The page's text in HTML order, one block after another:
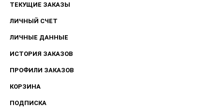
ТЕКУЩИЕ ЗАКАЗЫ
ЛИЧНЫЙ СЧЕТ
ЛИЧНЫЕ ДАННЫЕ
ИСТОРИЯ ЗАКАЗОВ
ПРОФИЛИ ЗАКАЗОВ
КОРЗИНА
ПОДПИСКА